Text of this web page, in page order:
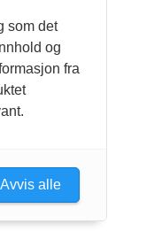
som det
og
fra
Avvis alle